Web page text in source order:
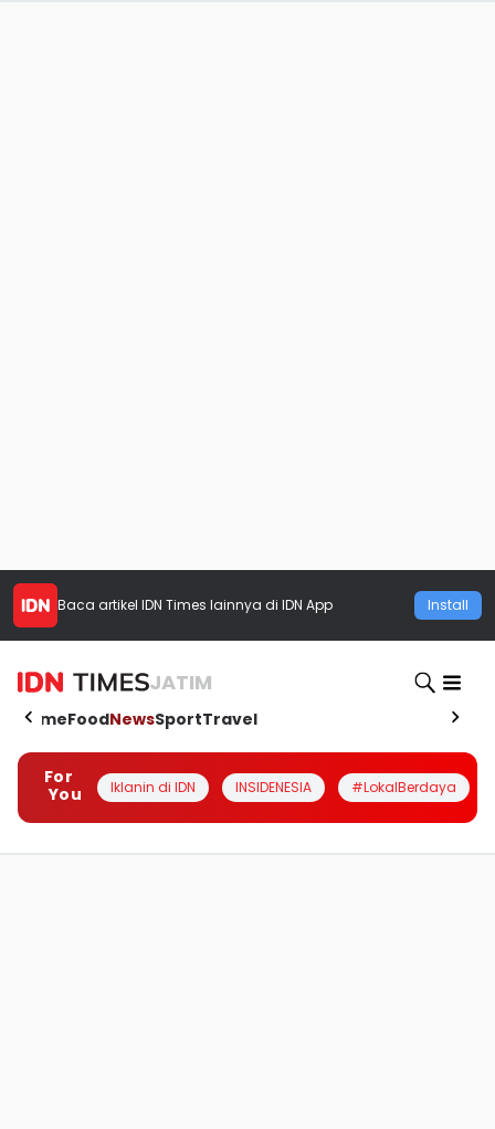
Baca artikel IDN Times lainnya di IDN App Install
JATIM
HomeFoodNewsSportTravel
For
You
Iklanin di IDN INSIDENESIA #LokalBerdaya